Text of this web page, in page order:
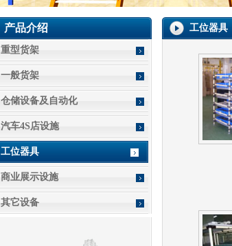
产品介绍
重型货架
一般货架
仓储设备及自动化
汽车4S店设施
工位器具
商业展示设施
其它设备
工位器具